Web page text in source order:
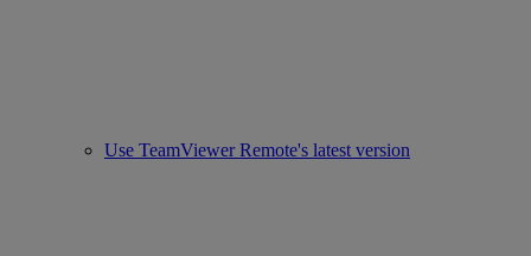
Use TeamViewer Remote's latest version